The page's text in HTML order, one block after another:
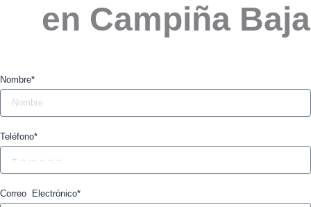
en Campiña
Nombre*
Teléfono*
Correo Electrónico*